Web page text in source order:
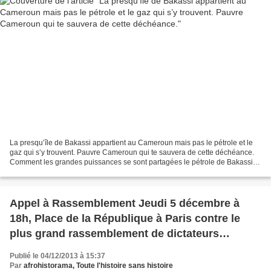
La presqu’île de Bakassi appartient au Cameroun mais pas le pétrole et le
gaz qui s’y trouvent. Pauvre Cameroun qui te sauvera de cette déchéance.
Comment les grandes puissances se sont partagées le pétrole de Bakassi
Appel à Rassemblement Jeudi 5 décembre à
18h, Place de la République à Paris contre le
plus grand rassemblement de dictateurs
Publié le 04/12/2013 à 15:37
Par afrohistorama, Toute l'histoire sans histoire